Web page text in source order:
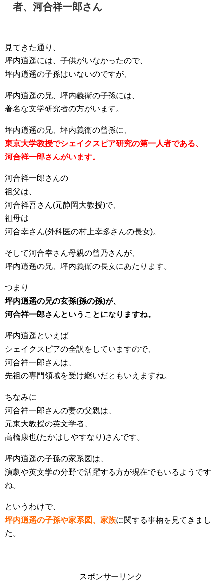
者、河合祥一郎さん
見てきた通り、
坪内逍遥には、子供がいなかったので、
坪内逍遥の子孫はいないのですが、
坪内逍遥の兄、坪内義衛の子孫には、
著名な文学研究者の方がいます。
坪内逍遥の兄、坪内義衛の曾孫に、
東京大学教授でシェイクスピア研究の第一人者である、
河合祥一郎さんがいます。
河合祥一郎さんの
祖父は、
河合祥吾さん(元静岡大教授)で、
祖母は
河合幸さん(外科医の村上幸多さんの長女)。
そして河合幸さん母親の曾乃さんが、
坪内逍遥の兄、坪内義衛の長女にあたります。
つまり
坪内逍遥の兄の玄孫(孫の孫)が、
河合祥一郎さんということになりますね。
坪内逍遥といえば
シェイクスピアの全訳をしていますので、
河合祥一郎さんは、
先祖の専門領域を受け継いだともいえますね。
ちなみに
河合祥一郎さんの妻の父親は、
元東大教授の英文学者、
高橋康也(たかはしやすなり)さんです。
坪内逍遥の子孫の家系図は、
演劇や英文学の分野で活躍する方が現在でもいるようです
ね。
というわけで、
坪内逍遥の子孫や家系図、家族に関する事柄を見てきまし
た。
スポンサーリンク